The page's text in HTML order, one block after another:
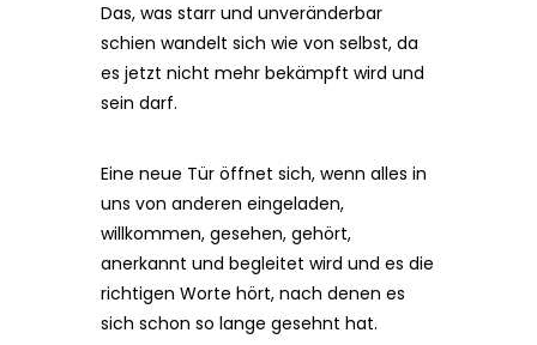
Das, was starr und unveränderbar
schien wandelt sich wie von selbst, da
es jetzt nicht mehr bekämpft wird und
sein darf.
Eine neue Tür öffnet sich, wenn alles in
uns von anderen eingeladen,
willkommen, gesehen, gehört,
anerkannt und begleitet wird und es die
richtigen Worte hört, nach denen es
sich schon so lange gesehnt hat.